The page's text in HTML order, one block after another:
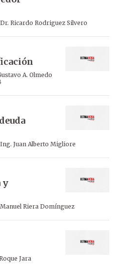
Dr. Ricardo Rodriguez Silvero
A. Olmedo
Ing. Juan Alberto Migliore
y
Manuel Riera Domínguez
Jara